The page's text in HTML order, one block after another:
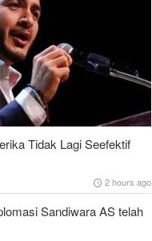
Tidak Lagi Seefektif
2 hours ago
Sandiwara AS telah